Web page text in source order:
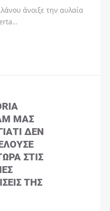
άνοιξε την αυλαία
ΜΑΣ
ΔΕΝ
ΣΤΙΣ
ΤΗΣ